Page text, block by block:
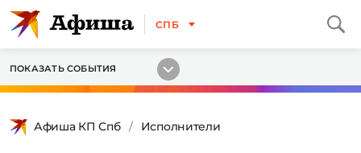
СПБ
ПОКАЗАТЬ СОБЫТИЯ
Афиша КП Спб Исполнители